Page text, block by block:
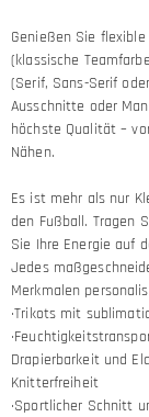
Genießen Sie
(klassische
(Serif, Sans-Serif
Ausschnitte oder
höchste Qualität –
Nähen.
Es ist mehr als nur
den Fußball. Tragen
Sie Ihre Energie auf
Jedes
Merkmalen
·Trikots mit
Drapierbarkeit und
Knitterfreiheit
·Sportlicher Schnitt